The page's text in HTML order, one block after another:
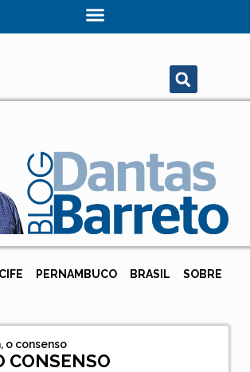
PERNAMBUCO BRASIL SOBRE
o consenso
CONSENSO